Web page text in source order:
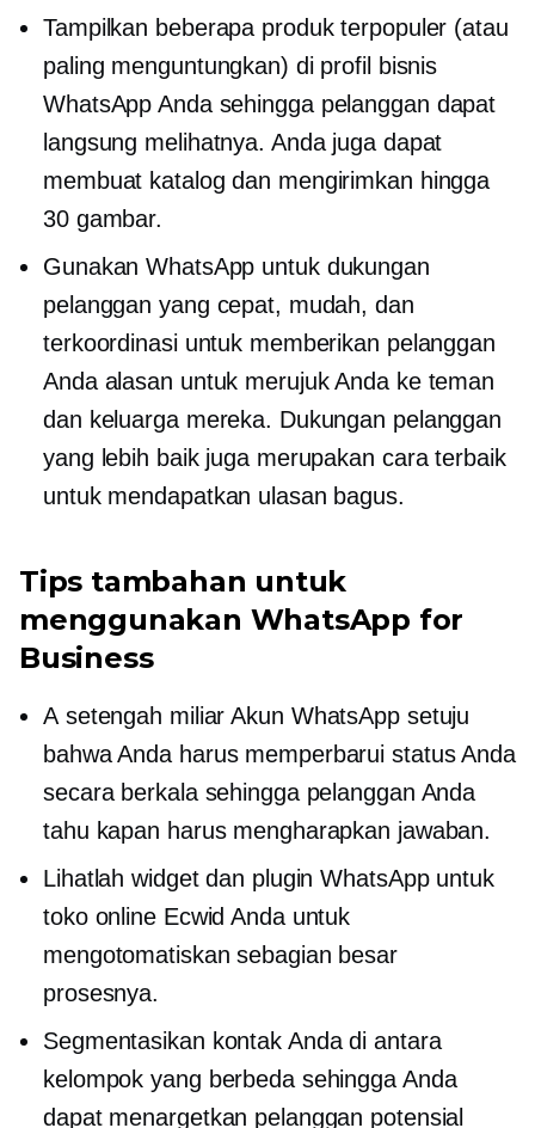
Tampilkan beberapa produk terpopuler (atau
paling menguntungkan) di profil bisnis
WhatsApp Anda sehingga pelanggan dapat
langsung melihatnya. Anda juga dapat
membuat katalog dan mengirimkan hingga
30 gambar.
Gunakan WhatsApp untuk dukungan
pelanggan yang cepat, mudah, dan
terkoordinasi untuk memberikan pelanggan
Anda alasan untuk merujuk Anda ke teman
dan keluarga mereka. Dukungan pelanggan
yang lebih baik juga merupakan cara terbaik
untuk mendapatkan ulasan bagus.
Tips tambahan untuk
menggunakan WhatsApp for
Business
A setengah miliar Akun WhatsApp setuju
bahwa Anda harus memperbarui status Anda
secara berkala sehingga pelanggan Anda
tahu kapan harus mengharapkan jawaban.
Lihatlah widget dan plugin WhatsApp untuk
toko online Ecwid Anda untuk
mengotomatiskan sebagian besar
prosesnya.
Segmentasikan kontak Anda di antara
kelompok yang berbeda sehingga Anda
dapat menargetkan pelanggan potensial